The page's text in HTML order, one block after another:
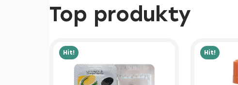
Top produkty
Hit! Hit!